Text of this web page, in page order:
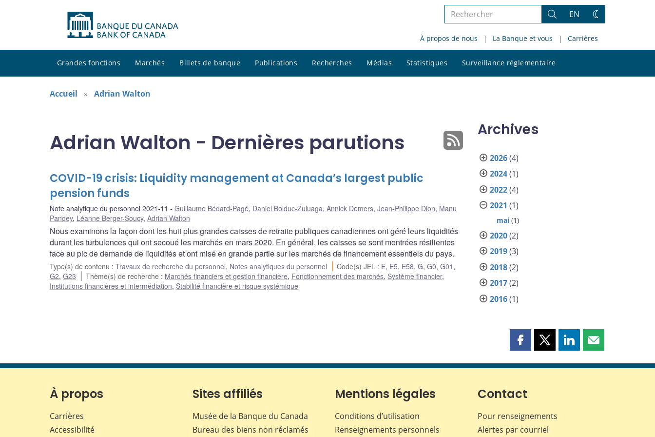
Rechercher
le
site
Rechercher
EN
Changez
thème
À propos de nous La Banque et vous Carrières
Grandes fonctions Marchés Billets de banque Publications Recherches Médias Statistiques Surveillance réglementaire
le
Accueil Adrian Walton
Adrian Walton - Dernières parutions
COVID-19 crisis: Liquidity management at Canada’s largest public
pension funds
Note analytique du personnel 2021-11 Guillaume Bédard-Pagé, Daniel Bolduc-Zuluaga, Annick Demers, Jean-Philippe Dion, Manu
Pandey, Léanne Berger-Soucy, Adrian Walton
Nous examinons la façon dont les huit plus grandes caisses de retraite publiques canadiennes ont géré leurs liquidités
durant les turbulences qui ont secoué les marchés en mars 2020. En général, les caisses se sont montrées résilientes
face au pic de demande de liquidités et ont misé en grande partie sur les marchés de financement essentiels du pays.
Type(s) de contenu : Travaux de recherche du personnel, Notes analytiques du personnel Code(s) JEL : E, E5, E58,G,G0,G01 ,
G2, G23 Thème(s) de recherche : Marchés financiers et gestion financière, Fonctionnement des marchés, Système financier,
Institutions financières et intermédiation, Stabilité financière et risque systémique
Archives
2026(4)
2024(1)
2022(4)
2021 (1)
mai (1)
2020(2)
2019(3)
2018(2)
2017(2)
2016(1)
Partager
page
Facebook
Partager
page
Partager
page
Partager
page
À propos
Carrières
Accessibilité
Sites affiliés
Musée de la Banque du Canada
Bureau des biens non réclamés
Mentions légales
Conditions d’utilisation
Renseignements personnels
Contact
Pour renseignements
Alertes par courriel